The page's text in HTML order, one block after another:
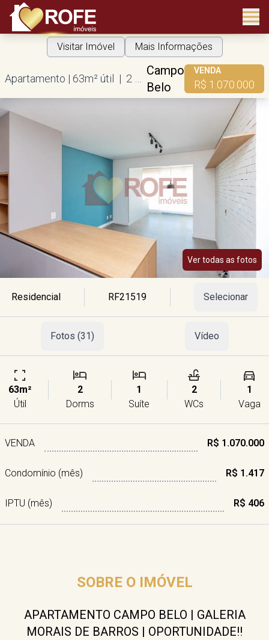
Campo
Belo
VENDA
R$ 1.070.000
Visitar Imóvel Mais Informações
Ver todas as fotos
Residencial RF21519 Selecionar
Fotos (31) Vídeo
63m²
Útil
2
Dorms
1
Suíte
2
WCs
1
Vaga
VENDA R$ 1.070.000
Condomínio (mês) R$ 1.417
IPTU (mês) R$ 406
SOBRE O IMÓVEL
APARTAMENTO CAMPO BELO | GALERIA
MORAIS DE BARROS | OPORTUNIDADE!!